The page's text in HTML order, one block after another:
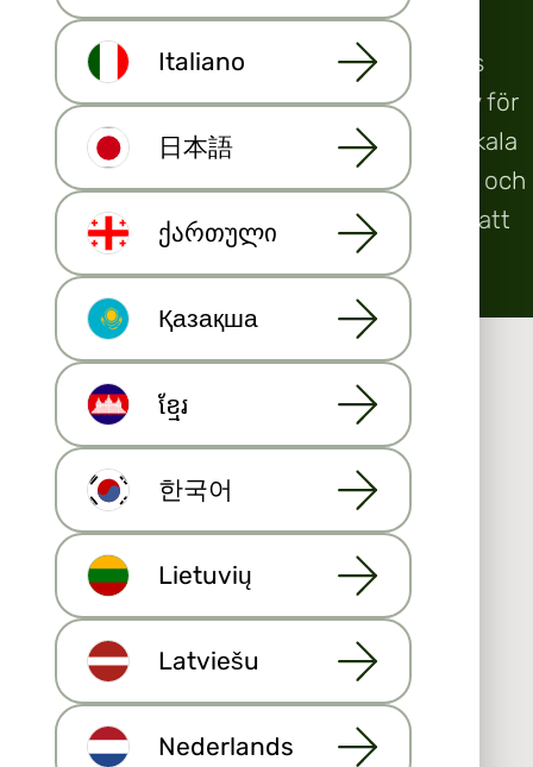
plattform. Maijas programvara för
fastighetsbranschen innehåller marknadens
bästa CRM för fastighetsbranschen, ett nav för
intern kommunikation, ett växande antal lokala
och globala portaler för fastighetsannonser och
mycket mer. Det är utformat av mäklare för att
vara den bästa programvaran för
fastighetsförmedlare och utvecklare.
För
fastighetsmäklar
e
Med en rimlig månadsavgift
får du ett verktyg med vilket
du gör allt ditt dagliga
fastighetsarbete. Maija har
hjälper dig att lyckas,
inklusive din egen målsida.
fastighetsportfölj och var på
Italiano
日本語
ქართული
Қазақша
ខ្មែរ
한국어
Lietuvių
Latviešu
Nederlands